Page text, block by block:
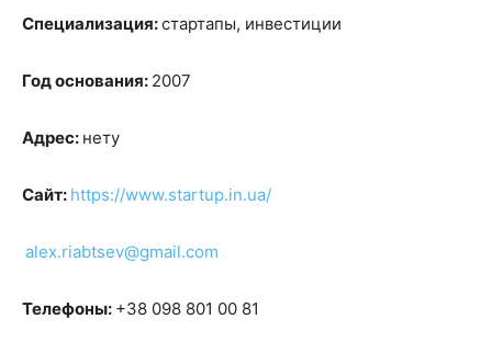
Специализация:стартапы, инвестиции
Год основания: 2007
Адрес: нету
Сайт: https://www.startup.in.ua/
alex.riabtsev@gmail.com
Телефоны: +38 098 801 00 81